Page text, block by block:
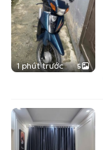
1 phút trước 5